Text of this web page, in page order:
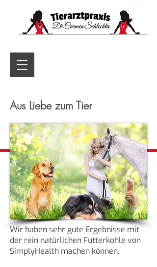
Aus Liebe zum Tier
Wir haben sehr gute Ergebnisse mit
der rein natürlichen Futterkohle von
SimplyHealth machen können.